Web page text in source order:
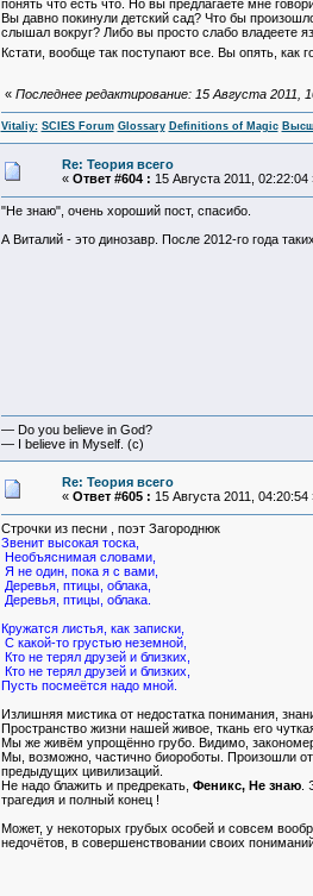
понять что есть что. Но вы предлагаете мне
Вы давно покинули детский сад? Что бы
слышал вокруг? Либо вы просто слабо владеете
Кстати, вообще так поступают все. Вы опять,
« Последнее редактирование: 15 Августа 2011,
Vitaliy: SCIES Forum Glossary Definitions of Magic
Re: Теория всего
« Ответ #604 : 15 Августа 2011, 02:22:04
"Не знаю", очень хороший пост, спасибо.
А Виталий - это динозавр. После 2012-го года
— Do you believe in God?
— I believe in Myself. (c)
Re: Теория всего
« Ответ #605 : 15 Августа 2011, 04:20:54
Строчки из песни , поэт Загороднюк
Звенит высокая тоска,
Необъяснимая словами,
Я не один, пока я с вами,
Деревья, птицы, облака,
Деревья, птицы, облака.
Кружатся листья, как записки,
С какой-то грустью неземной,
Кто не терял друзей и близких,
Кто не терял друзей и близких,
Пусть посмеётся надо мной.
Излишняя мистика от недостатка понимания,
Пространство жизни нашей живое, ткань его
Мы же живём упрощённо грубо. Видимо,
Мы, возможно, частично биороботы. Произошли
предыдущих цивилизаций.
Не надо блажить и предрекать, Феникс, Не знаю.
трагедия и полный конец !
Может, у некоторых грубых особей и совсем
недочётов, в совершенствовании своих